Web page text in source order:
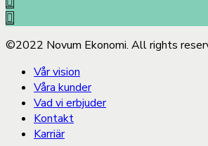
©2022 Novum Ekonomi. All rights
Vår vision
Våra kunder
Vad vi erbjuder
Kontakt
Karriär